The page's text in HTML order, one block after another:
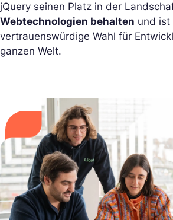
jQuery seinen Platz in der
Webtechnologien behalten und ist
vertrauenswürdige Wahl für
ganzen Welt.